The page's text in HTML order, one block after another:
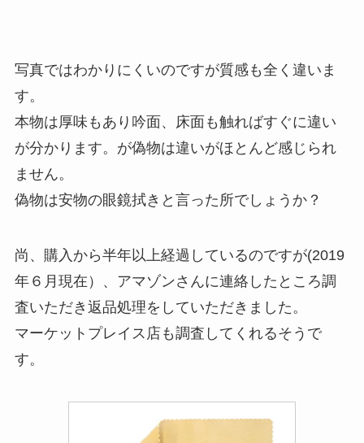
写真ではわかりにくいのですが質感も全く違いま
す。
本物は厚味もあり吟面、床面も触ればすぐに違い
が分かります。が偽物は違いがほとんど感じられ
ません。
偽物は安物の眼鏡拭きと言った所でしょうか？
尚、購入から半年以上経過しているのですが(2019
年６月現在）、アマゾンさんに連絡したところ調
査いただき返品処理をしていただきました。
マーケットプレイス店も調査してくれるそうで
す。